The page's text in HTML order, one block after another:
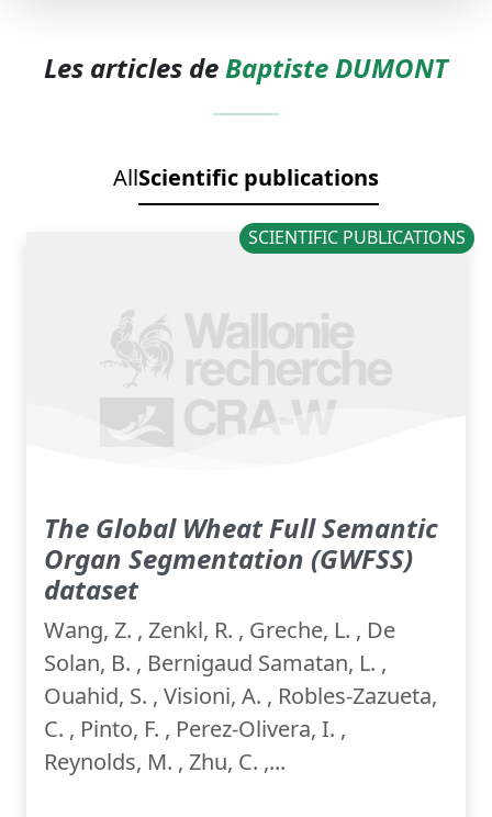
Les articles deBaptiste DUMONT
AllScientific publications
SCIENTIFIC PUBLICATIONS
The Global Wheat Full Semantic
Organ Segmentation (GWFSS)
dataset
Wang, Z. , Zenkl, R. , Greche, L. , De
Solan, B. , Bernigaud Samatan, L. ,
Ouahid, S. , Visioni, A. , Robles-Zazueta,
C. , Pinto, F. , Perez-Olivera, I. ,
Reynolds, M. , Zhu, C. ,...